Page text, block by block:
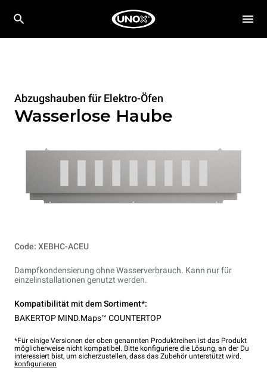
Abzugshauben für Elektro-Öfen
Wasserlose Haube
Code: XEBHC-ACEU
Dampfkondensierung ohne Wasserverbrauch. Kann nur für
einzelinstallationen genutzt werden.
Kompatibilität mit dem Sortiment*:
BAKERTOP MIND.Maps™ COUNTERTOP
*Für einige Versionen der oben genannten Produktreihen ist das Produkt
möglicherweise nicht kompatibel. Bitte konfiguriere die Lösung, an der Du
interessiert bist, um sicherzustellen, dass das Zubehör unterstützt wird.
konfigurieren